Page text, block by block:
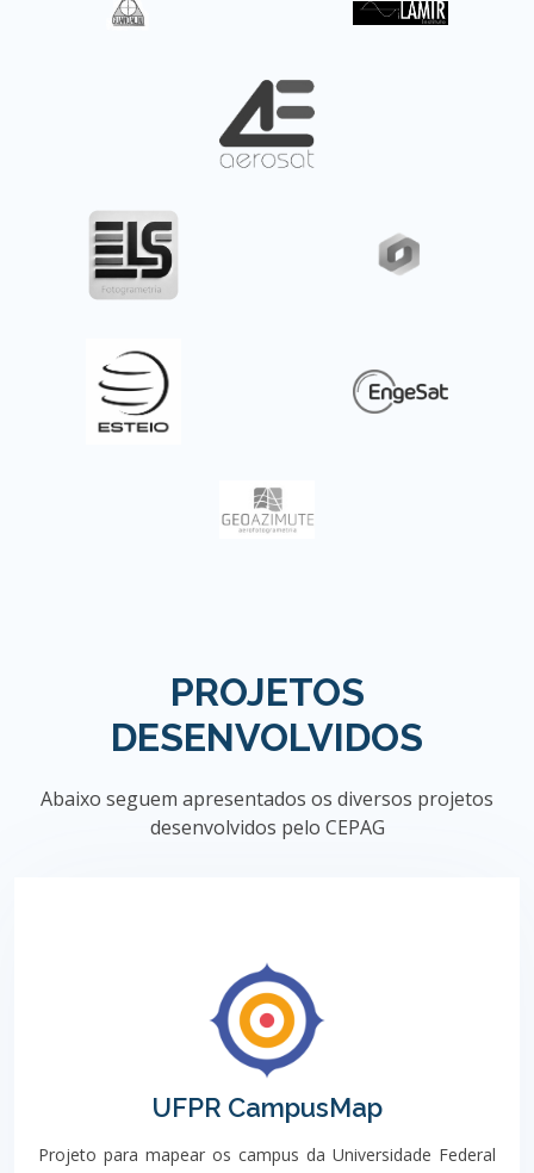
PROJETOS
DESENVOLVIDOS
Abaixo seguem apresentados os diversos projetos
desenvolvidos pelo CEPAG
UFPR CampusMap
Projeto para mapear os campus da Universidade Federal